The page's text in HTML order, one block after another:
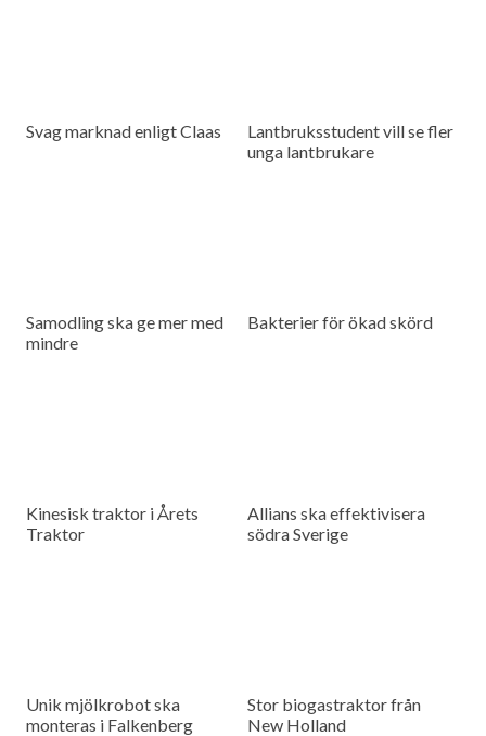
Svag marknad enligt Claas
Lantbruksstudent vill se fler
unga lantbrukare
Samodling ska ge mer med
mindre
Bakterier för ökad skörd
Kinesisk traktor i Årets
Traktor
Allians ska effektivisera
södra Sverige
Unik mjölkrobot ska
monteras i Falkenberg
Stor biogastraktor från
New Holland